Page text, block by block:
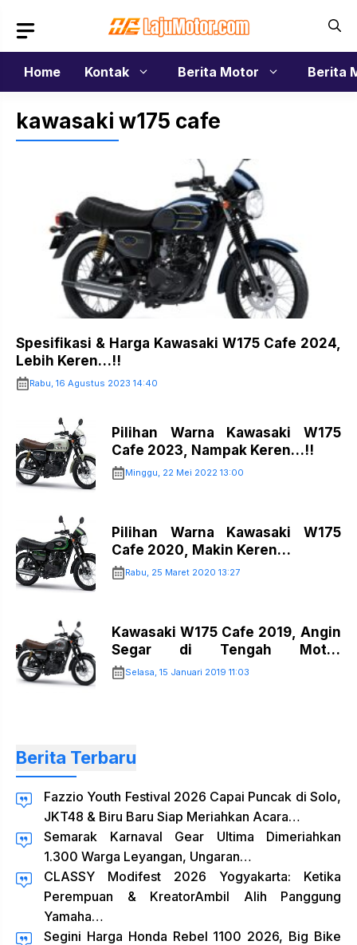
isi
Home
Kontak Berita Motor Berita
kawasaki w175 cafe
Spesifikasi & Harga Kawasaki W175 Cafe 2024,
Lebih Keren…!!
Rabu, 16 Agustus 2023 14:40
Pilihan Warna Kawasaki W175
Cafe 2023, Nampak Keren…!!
Minggu, 22 Mei 2022 13:00
Pilihan Warna Kawasaki W175
Cafe 2020, Makin Keren…
Rabu, 25 Maret 2020 13:27
Kawasaki W175 Cafe 2019, Angin
Segar di Tengah Motor
Mainstream…
Selasa, 15 Januari 2019 11:03
Berita Terbaru
Fazzio Youth Festival 2026 Capai Puncak di Solo,
JKT48 & Biru Baru Siap Meriahkan Acara…
Semarak Karnaval Gear Ultima Dimeriahkan
1.300 Warga Leyangan, Ungaran…
CLASSY Modifest 2026 Yogyakarta: Ketika
Perempuan & KreatorAmbil Alih Panggung
Yamaha…
Segini Harga Honda Rebel 1100 2026, Big Bike